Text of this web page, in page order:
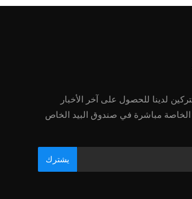
لدينا للحصول على آخر الأخبار
الخاصة مباشرة في صندوق البيد الخاص
يشترك